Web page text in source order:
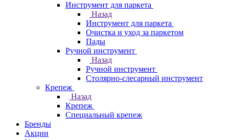
Инструмент для паркета
Назад
Инструмент для паркета
Очистка и уход за паркетом
Пады
Ручной инструмент
Назад
Ручной инструмент
Столярно-слесарный инструмент
Крепеж
Назад
Крепеж
Специальный крепеж
Бренды
Акции